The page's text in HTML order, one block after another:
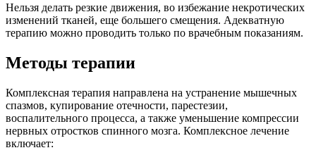
Нельзя делать резкие движения, во избежание некротических
изменений тканей, еще большего смещения. Адекватную
терапию можно проводить только по врачебным показаниям.
Методы терапии
Комплексная терапия направлена на устранение мышечных
спазмов, купирование отечности, парестезии,
воспалительного процесса, а также уменьшение компрессии
нервных отростков спинного мозга. Комплексное лечение
включает: